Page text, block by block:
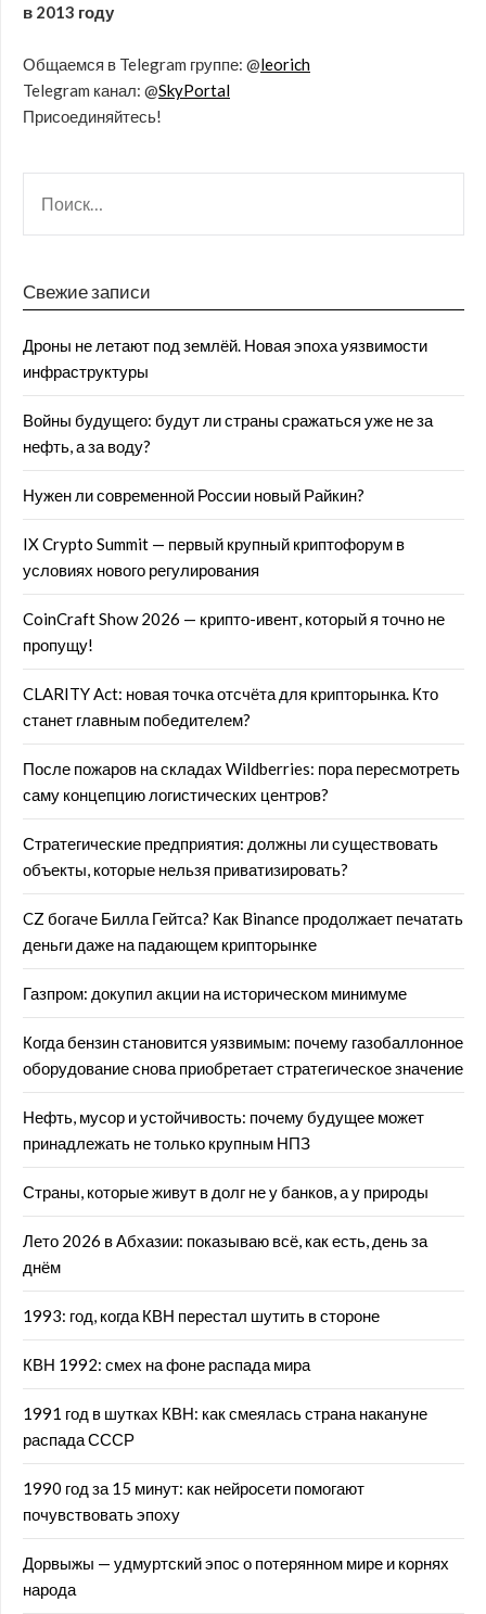
в 2013 году
Общаемся в Telegram группе: @leorich
Telegram канал: @SkyPortal
Присоединяйтесь!
Свежие записи
Дроны не летают под землёй. Новая эпоха уязвимости
инфраструктуры
Войны будущего: будут ли страны сражаться уже не за
нефть, а за воду?
Нужен ли современной России новый Райкин?
IX Crypto Summit — первый крупный криптофорум в
условиях нового регулирования
CoinCraft Show 2026 — крипто-ивент, который я точно не
пропущу!
CLARITY Act: новая точка отсчёта для крипторынка. Кто
станет главным победителем?
После пожаров на складах Wildberries: пора пересмотреть
саму концепцию логистических центров?
Стратегические предприятия: должны ли существовать
объекты, которые нельзя приватизировать?
CZ богаче Билла Гейтса? Как Binance продолжает печатать
деньги даже на падающем крипторынке
Газпром: докупил акции на историческом минимуме
Когда бензин становится уязвимым: почему газобаллонное
оборудование снова приобретает стратегическое значение
Нефть, мусор и устойчивость: почему будущее может
принадлежать не только крупным НПЗ
Страны, которые живут в долг не у банков, а у природы
Лето 2026 в Абхазии: показываю всё, как есть, день за
днём
1993: год, когда КВН перестал шутить в стороне
КВН 1992: смех на фоне распада мира
1991 год в шутках КВН: как смеялась страна накануне
распада СССР
1990 год за 15 минут: как нейросети помогают
почувствовать эпоху
Дорвыжы — удмуртский эпос о потерянном мире и корнях
народа